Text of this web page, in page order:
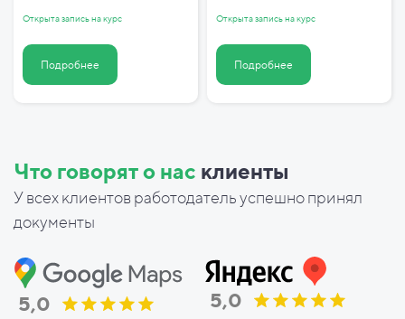
Открыта запись на курс
Подробнее
Открыта запись на курс
Подробнее
Что говорят о нас клиенты
У всех клиентов работодатель успешно принял
документы
5,0 5,0